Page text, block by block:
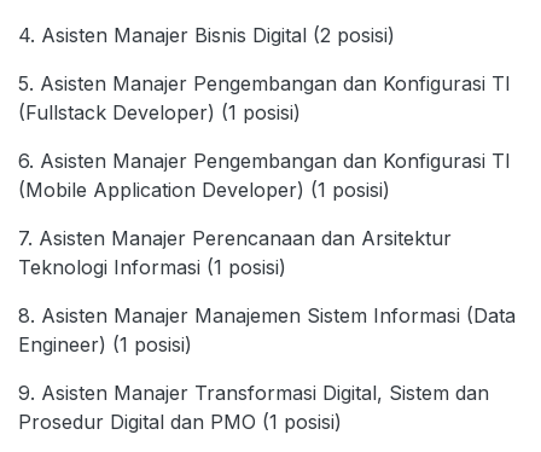
4. Asisten Manajer Bisnis Digital (2 posisi)
5. Asisten Manajer Pengembangan dan Konfigurasi TI
(Fullstack Developer) (1 posisi)
6. Asisten Manajer Pengembangan dan Konfigurasi TI
(Mobile Application Developer) (1 posisi)
7. Asisten Manajer Perencanaan dan Arsitektur
Teknologi Informasi (1 posisi)
8. Asisten Manajer Manajemen Sistem Informasi (Data
Engineer) (1 posisi)
9. Asisten Manajer Transformasi Digital, Sistem dan
Prosedur Digital dan PMO (1 posisi)